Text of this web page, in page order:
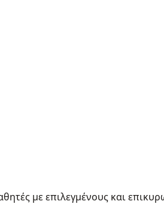
με επιλεγμένους και